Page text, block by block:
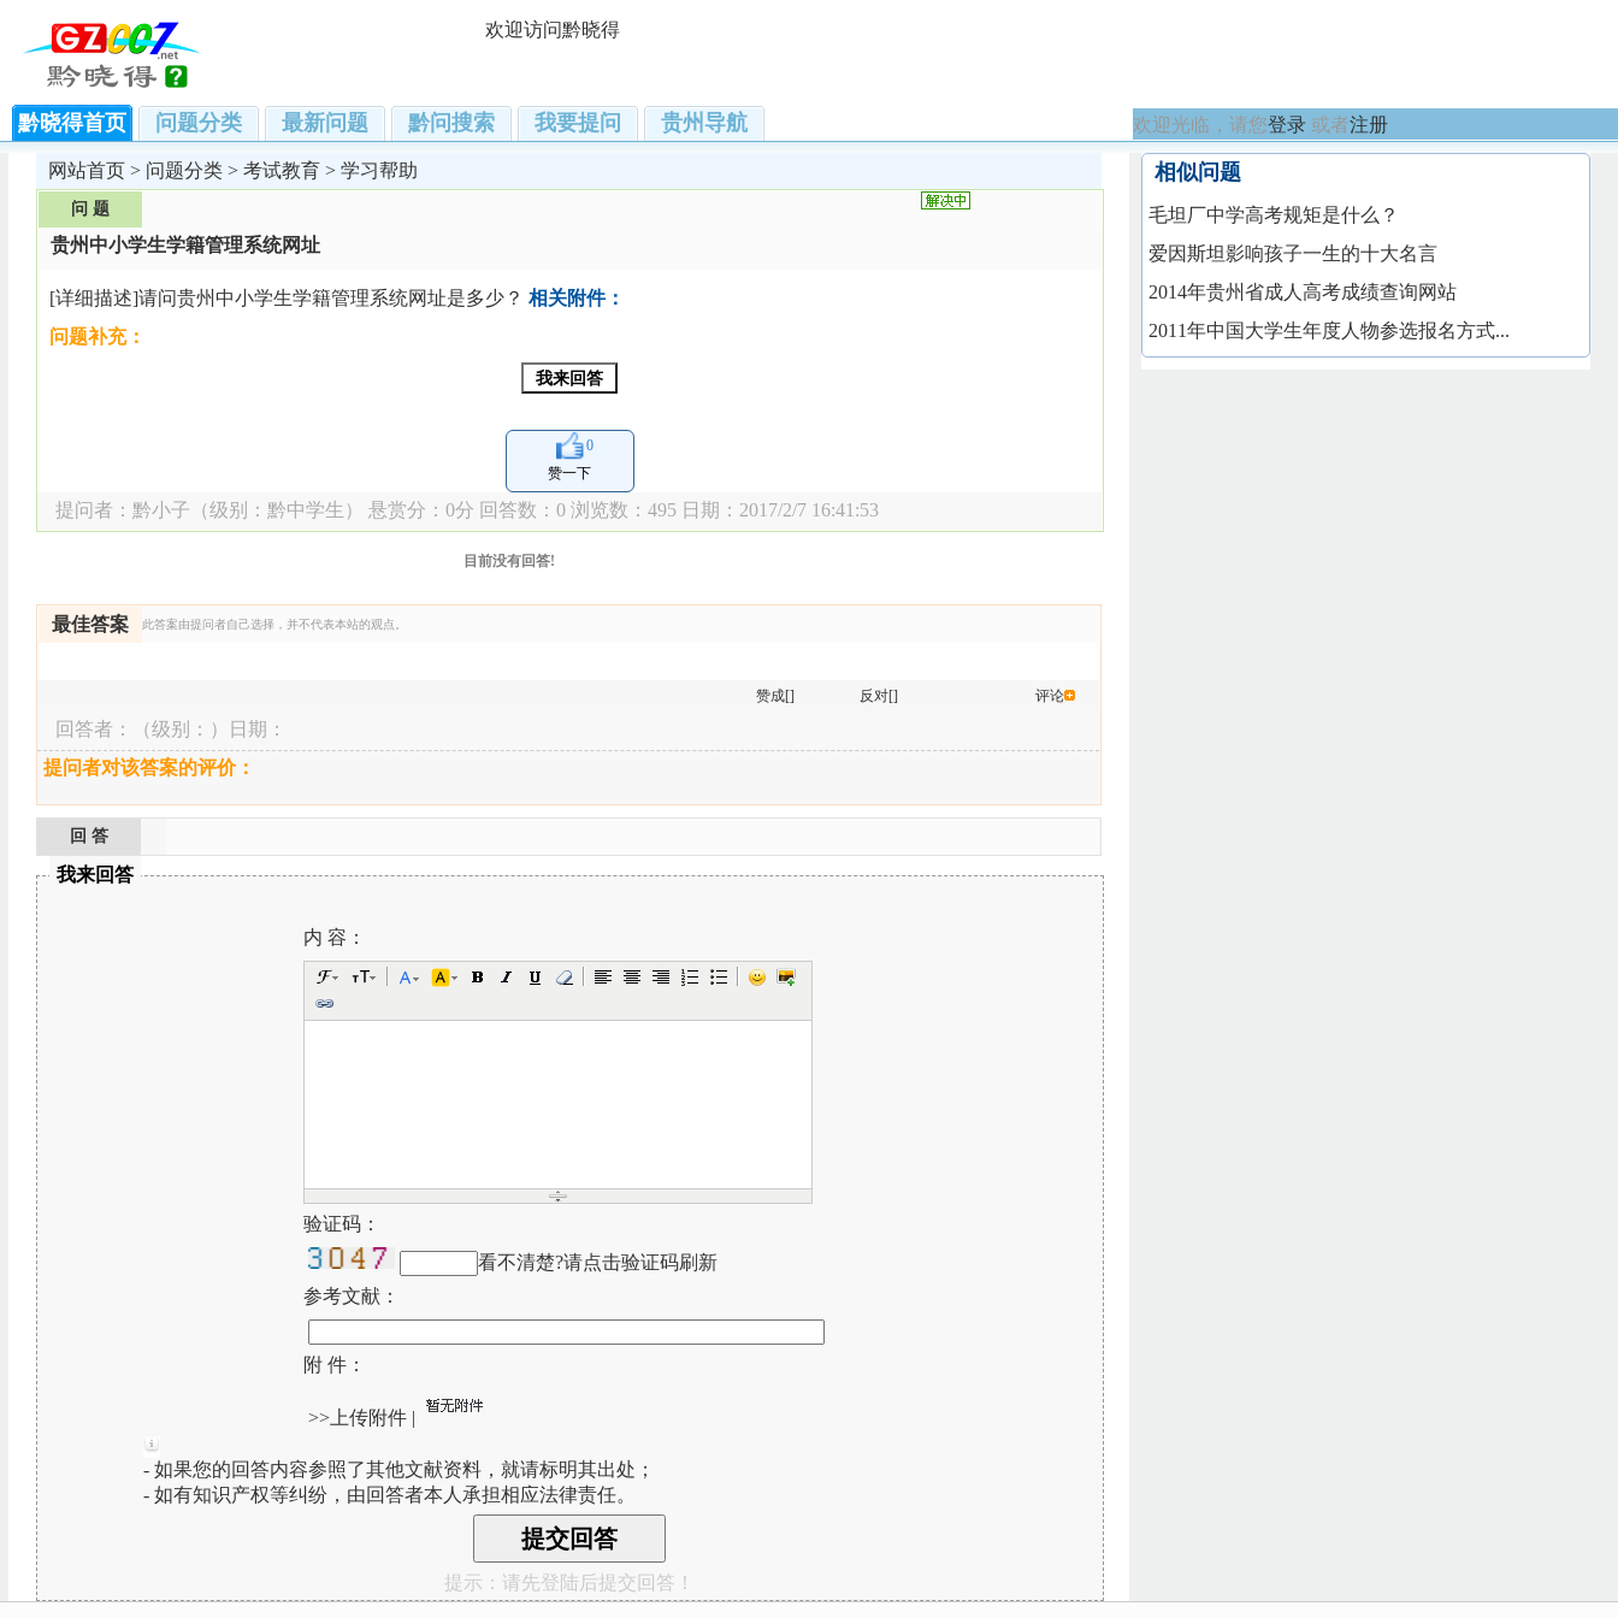
欢迎访问黔晓得
黔晓得首页 问题分类 最新问题 黔问搜索 我要提问 贵州导航 欢迎光临，请您登录或者注册
网站首页 > 问题分类 > 考试教育 > 学习帮助
问 题
贵州中小学生学籍管理系统网址
[详细描述]请问贵州中小学生学籍管理系统网址是多少？ 相关附件：
问题补充：
0
赞一下
提问者： 黔小子 （级别：黔中学生） 悬赏分：0分 回答数：0 浏览数： 495 日期：2017/2/7 16:41:53
目前没有回答!
最佳答案 此答案由提问者自己选择，并不代表本站的观点。
赞成[] 反对[] 评论
回答者：
（级别：）日期：
提问者对该答案的评价：
回 答
我来回答
内 容：
验证码：
看不清楚?请点击验证码刷新
参考文献：
附 件：
>>上传附件|
- 如果您的回答内容参照了其他文献资料，就请标明其出处；
- 如有知识产权等纠纷，由回答者本人承担相应法律责任。
提示：请先登陆后提交回答！
相似问题
毛坦厂中学高考规矩是什么？
爱因斯坦影响孩子一生的十大名言
2014年贵州省成人高考成绩查询网站
2011年中国大学生年度人物参选报名方式...